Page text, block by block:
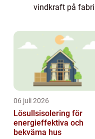
vindkraft på
och des...
06 juli 2026
Lösullsisolering för
energieffektiva och
bekväma hus